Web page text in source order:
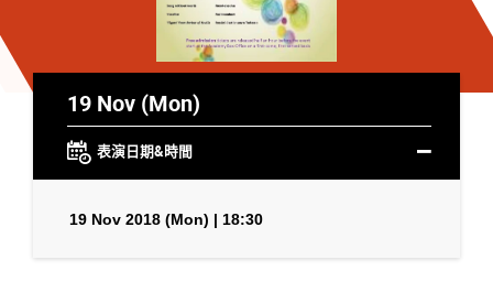
19 Nov (Mon)
表演日期&時間
19 Nov 2018 (Mon) | 18:30